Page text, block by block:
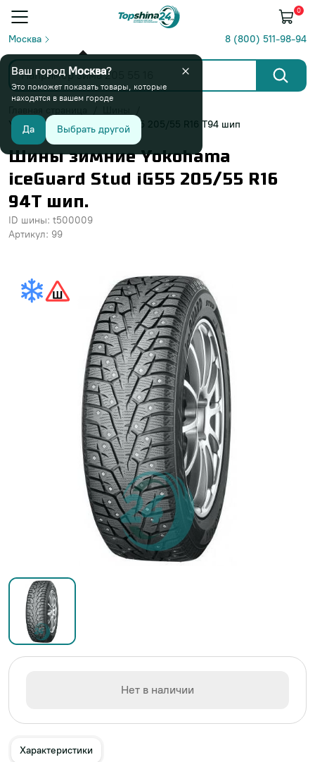
0
Москва 8 (800) 511-98-94
Yokohama iceGuard Stud iG55 205/55 R16 T94 шип
Шины зимние Yokohama
iceGuard Stud iG55 205/55 R16
94T шип.
ID шины: t500009
Артикул: 99
Нет в наличии
Характеристики
Ваш город Москва?
Это поможет показать товары, которые
находятся в вашем городе
Да Выбрать другой